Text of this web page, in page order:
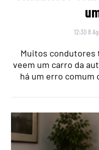
12:30 8
Muitos condutores
veem um carro da
há um erro comum